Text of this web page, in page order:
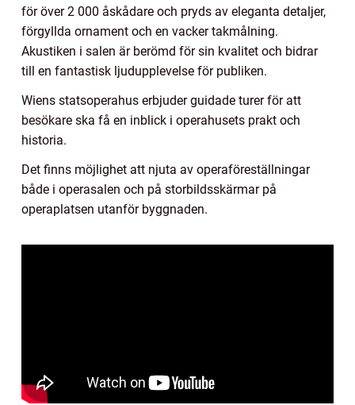
för över 2 000 åskådare och pryds av eleganta detaljer,
förgyllda ornament och en vacker takmålning.
Akustiken i salen är berömd för sin kvalitet och bidrar
till en fantastisk ljudupplevelse för publiken.
Wiens statsoperahus erbjuder guidade turer för att
besökare ska få en inblick i operahusets prakt och
historia.
Det finns möjlighet att njuta av operaföreställningar
både i operasalen och på storbildsskärmar på
operaplatsen utanför byggnaden.